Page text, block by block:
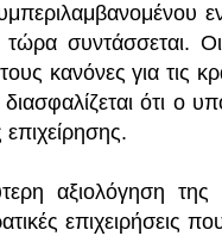
τώρα συντάσσεται.
κανόνες για τις
ότι ο
αξιολόγηση της
επιχειρήσεις